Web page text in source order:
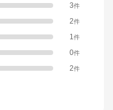
3件
2件
1件
0件
2件